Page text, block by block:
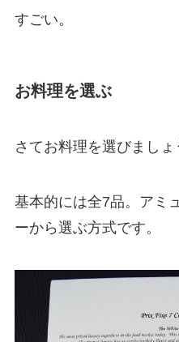
すごい。
お料理を選ぶ
さてお料理を選びましょ
基本的には全7品。アミ
ーから選ぶ方式です。